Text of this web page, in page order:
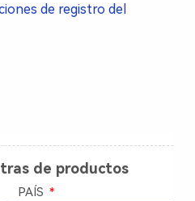
de registro del
de productos
PAÍS